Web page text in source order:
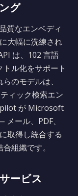
グ
質なエンベディ
大幅に洗練され
は、102 言語
ル化をサポート
のモデルは、
ィック検索エン
が Microsoft
ール、PDF、
取得し統合する
組織です。
ービス